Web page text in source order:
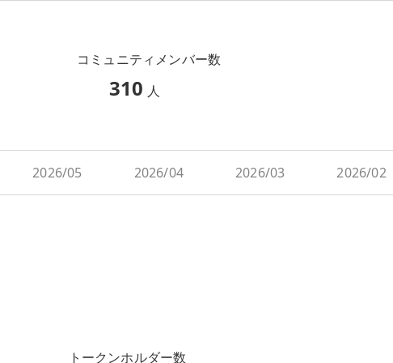
コミュニティメンバー数
310 人
2026/05 2026/04 2026/03 2026/02
トークンホルダー数